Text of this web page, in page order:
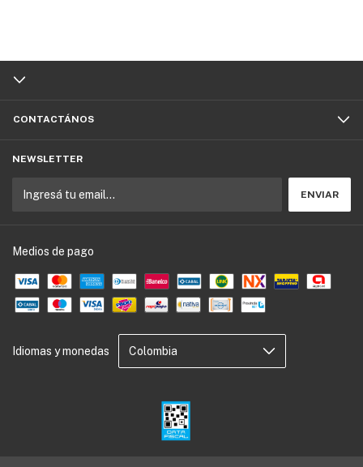
CONTACTÁNOS
NEWSLETTER
Medios de pago
Idiomas y monedas